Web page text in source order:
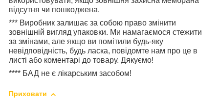
відсутня чи пошкоджена.
*** Виробник залишає за собою право змінити
зовнішній вигляд упаковки. Ми намагаємося стежити
за змінами, але якщо ви помітили будь-яку
невідповідність, будь ласка, повідомте нам про це в
листі або коментарі до товару. Дякуємо!
**** БАД не є лікарським засобом!
Приховати